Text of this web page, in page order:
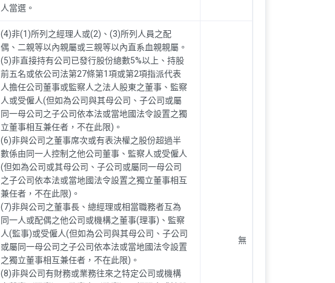
人當選。
(4)非(1)所列之經理人或(2)、(3)所列人員之配
偶、二親等以內親屬或三親等以內直系血親親屬。
(5)非直接持有公司已發行股份總數5%以上、持股
前五名或依公司法第27條第1項或第2項指派代表
人擔任公司董事或監察人之法人股東之董事、監察
人或受僱人(但如為公司與其母公司、子公司或屬
同一母公司之子公司依本法或當地國法令設置之獨
立董事相互兼任者，不在此限)。
(6)非與公司之董事席次或有表決權之股份超過半
數係由同一人控制之他公司董事、監察人或受僱人
(但如為公司或其母公司、子公司或屬同一母公司
之子公司依本法或當地國法令設置之獨立董事相互
兼任者，不在此限)。
(7)非與公司之董事長、總經理或相當職務者互為
同一人或配偶之他公司或機構之董事(理事)、監察
人(監事)或受僱人(但如為公司與其母公司、子公司
或屬同一母公司之子公司依本法或當地國法令設置
之獨立董事相互兼任者，不在此限)。
(8)非與公司有財務或業務往來之特定公司或機構
無